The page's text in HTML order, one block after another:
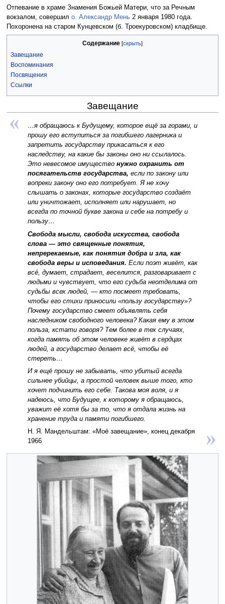
Отпевание в храме Знамения Божьей Матери, что за Речным
вокзалом, совершил о. Александр Мень2 января 1980 года.
Похоронена на старом Кунцевском (б. Троекуровском) кладбище.
Содержание
Завещание
Воспоминания
Посвящения
Ссылки
Завещание
…я обращаюсь к Будущему, которое ещё за горами, и
прошу его вступиться за погибшего лагерника и
запретить государству прикасаться к его
наследству, на какие бы законы оно ни ссылалось.
Это невесомое имущество нужно охранить от
посягательств государства, если по закону или
вопреки закону оно его потребует. Я не хочу
слышать о законах, которые государство создаёт
или уничтожает, исполняет или нарушает, но
всегда по точной букве закона и себе на потребу и
пользу…
Свобода мысли, свобода искусства, свобода
слова — это священные понятия,
непререкаемые, как понятия добра и зла, как
свобода веры и исповедания. Если поэт живёт, как
все́, думает, страдает, веселится, разговаривает с
людьми и чувствует, что его судьба неотделима от
судьбы всех людей, — кто посмеет требовать,
чтобы его стихи приносили «пользу государству»?
Почему государство смеет объявлять себя
наследником свободного человека? Какая ему в этом
польза, кстати говоря? Тем более в тех случаях,
когда память об этом человеке живёт в сердцах
людей, а государство делает всё, чтобы её
стереть…
И я ещё прошу не забывать, что убитый всегда
сильнее убийцы, а простой человек выше того, кто
хочет подчинить его себе. Такова моя воля, и я
надеюсь, что Будущее, к которому я обращаюсь,
уважит её хотя бы за то, что я отдала жизнь на
хранение труда и памяти погибшего.
Н. Я. Мандельштам: «Моё завещание», конец декабря
1966